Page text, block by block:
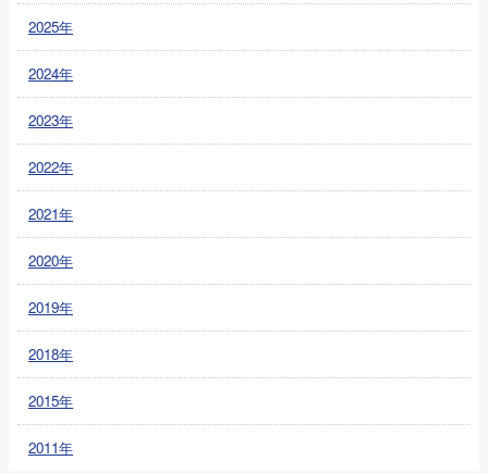
2025年
2024年
2023年
2022年
2021年
2020年
2019年
2018年
2015年
2011年